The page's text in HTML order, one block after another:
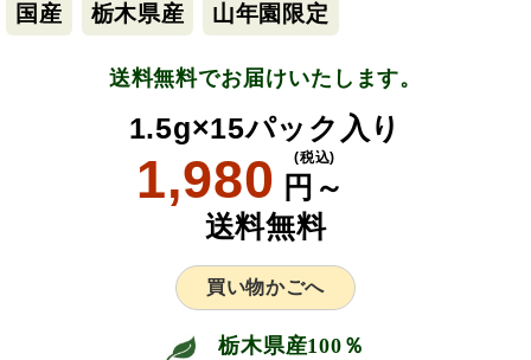
国産 栃木県産 山年園限定
送料無料でお届けいたします。
1.5g×15パック入り
1,980 円～
(税込)
送料無料
買い物かごへ
栃木県産100％